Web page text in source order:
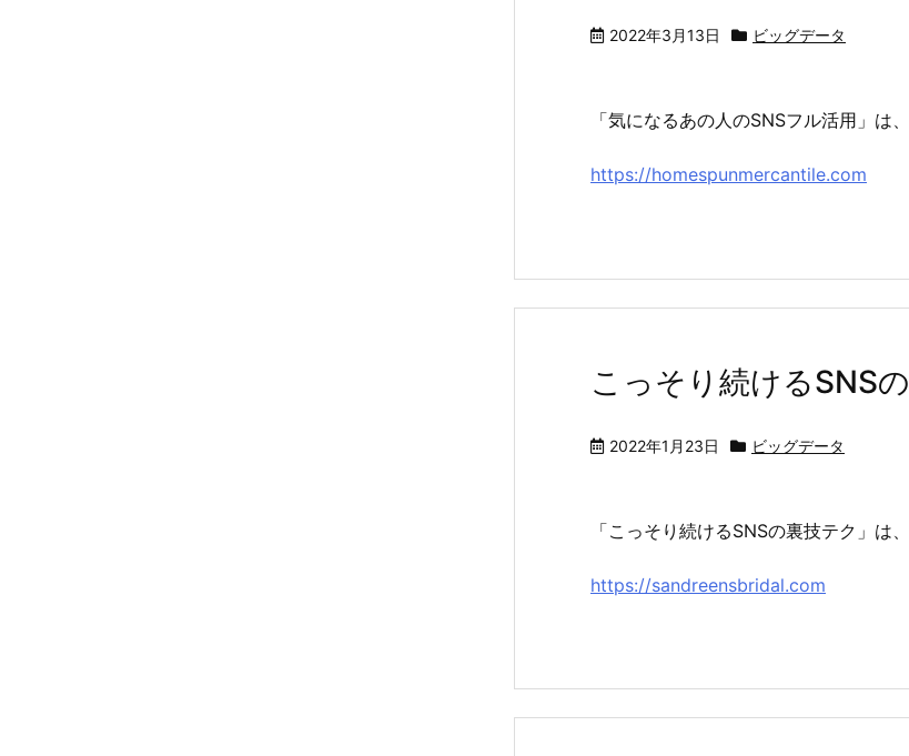
2022年3月13日 ビッグデータ
「気になるあの人のSNSフル活用」は
https://homespunmercantile.com
こっそり続けるSNS
2022年1月23日 ビッグデータ
「こっそり続けるSNSの裏技テク」は
https://sandreensbridal.com